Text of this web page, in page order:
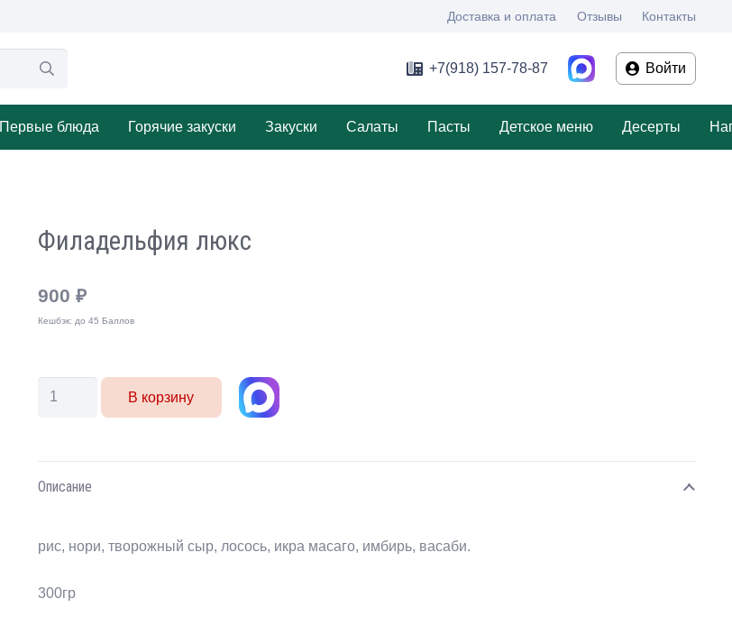
Доставка и оплата Отзывы Контакты
+7(918) 157-78-87 Войти
Первые блюда Горячие закуски Закуски Салаты Пасты Детское меню Десерты
Филадельфия люкс
900₽
Кешбэк: до 45 Баллов
Количество
люкс
В корзину
Описание
рис, нори, творожный сыр, лосось, икра масаго, имбирь, васаби.
300гр